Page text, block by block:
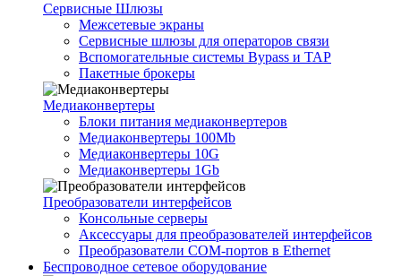
Сервисные Шлюзы
Межсетевые экраны
Сервисные шлюзы для операторов связи
Вспомогательные системы Bypass и TAP
Пакетные брокеры
Медиаконвертеры
Блоки питания медиаконвертеров
Медиаконвертеры 100Mb
Медиаконвертеры 10G
Медиаконвертеры 1Gb
Преобразователи интерфейсов
Консольные серверы
Аксессуары для преобразователей интерфейсов
Преобразователи COM-портов в Ethernet
Беспроводное сетевое оборудование